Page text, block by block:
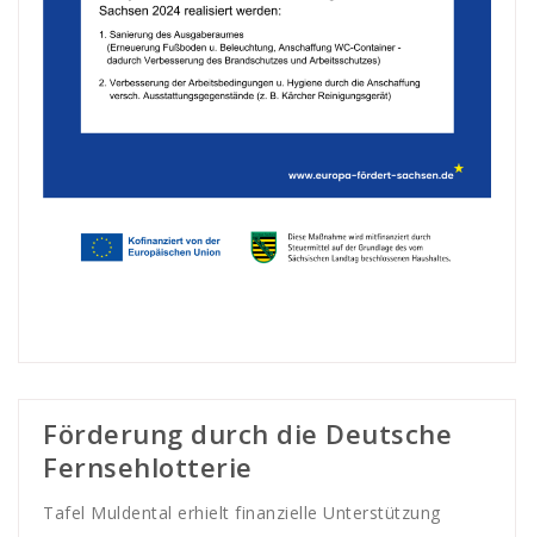
Förderung durch die Deutsche
Fernsehlotterie
Tafel Muldental erhielt finanzielle Unterstützung